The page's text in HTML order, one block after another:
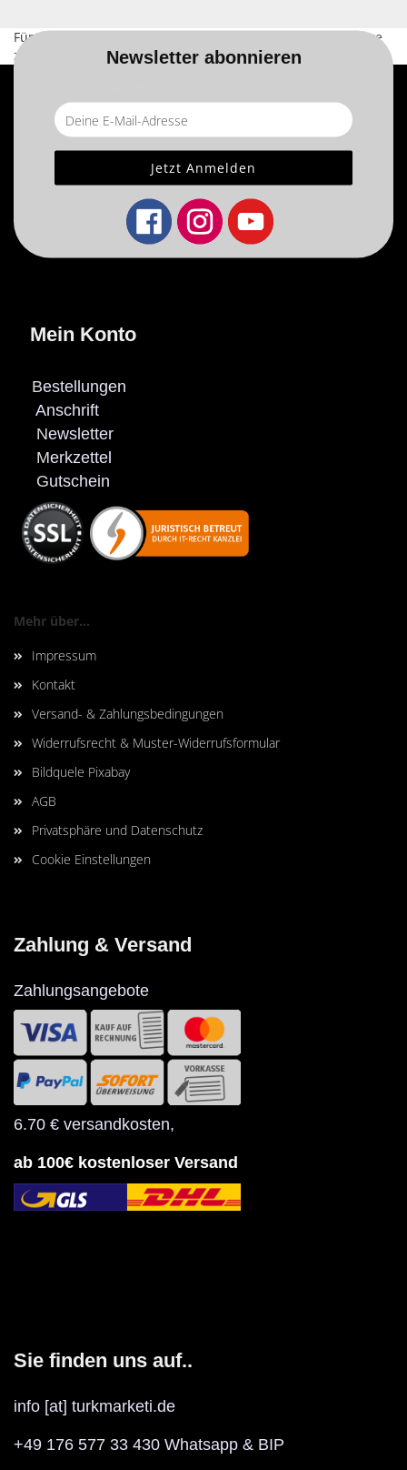
Für weitere Informationen besuchen Sie bitte die
Homepage
zu diesem Artikel.Newsletter abonnieren
Mein Konto
Bestellungen
Anschrift
Newsletter
Merkzettel
Gutschein
Mehr über...
Impressum
Kontakt
Versand- & Zahlungsbedingungen
Widerrufsrecht & Muster-Widerrufsformular
Bildquele Pixabay
AGB
Privatsphäre und Datenschutz
Cookie Einstellungen
Zahlung & Versand
Zahlungsangebote
6.70 € versandkosten,
ab 100€ kostenloser Versand
Sie finden uns auf..
info [at] turkmarketi.de
+49 176 577 33 430 Whatsapp & BIP